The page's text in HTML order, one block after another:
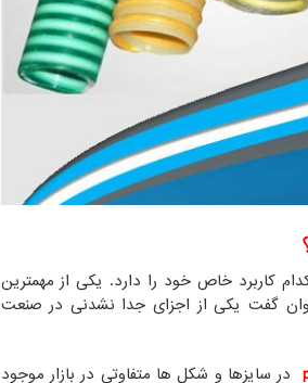
کاربرد خاص خود را دارد. یکی از مهمترین
گفت یکی از اجزای جدا نشدنی در صنعت
در سایزها و شکل ها متفاوتی در بازار موجود